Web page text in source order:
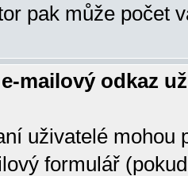
pak může počet
mailový odkaz
uživatelé mohou
formulář